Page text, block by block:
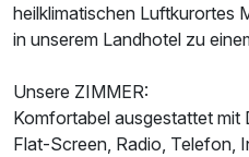
Ausstattung
heilklimatischen Luftkurortes
in unserem Landhotel zu
Unsere ZIMMER:
Komfortabel ausgestattet mit
Flat-Screen, Radio, Telefon,